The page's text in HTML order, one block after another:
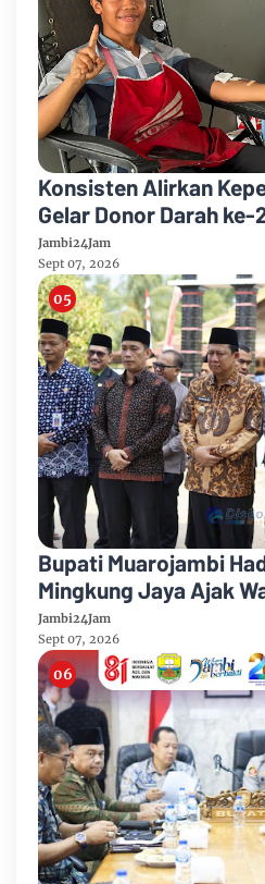
Konsisten Alirkan
Gelar Donor Darah ke-
Anniversary Sinsen
Jambi24Jam
Sept 07, 2026
Bupati Muarojambi
Mingkung Jaya Ajak
Mandiri 2026
Jambi24Jam
Sept 07, 2026